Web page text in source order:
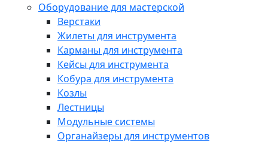
Оборудование для мастерской
Верстаки
Жилеты для инструмента
Карманы для инструмента
Кейсы для инструмента
Кобура для инструмента
Козлы
Лестницы
Модульные системы
Органайзеры для инструментов